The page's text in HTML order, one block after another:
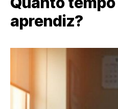
aprendiz?